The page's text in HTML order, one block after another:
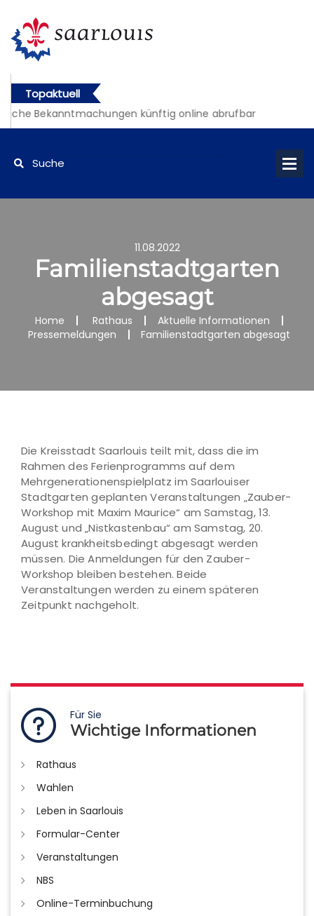
Topaktuell
Bekanntmachungen künftig online abrufbar
11.08.2022
Familienstadtgarten
abgesagt
Home Rathaus
Aktuelle Informationen
Pressemeldungen
Familienstadtgarten abgesagt
Die Kreisstadt Saarlouis teilt mit, dass die im
Rahmen des Ferienprogramms auf dem
Mehrgenerationenspielplatz im Saarlouiser
Stadtgarten geplanten Veranstaltungen „Zauber-
Workshop mit Maxim Maurice“ am Samstag, 13.
August und „Nistkastenbau“ am Samstag, 20.
August krankheitsbedingt abgesagt werden
müssen. Die Anmeldungen für den Zauber-
Workshop bleiben bestehen. Beide
Veranstaltungen werden zu einem späteren
Zeitpunkt nachgeholt.
Für Sie
Wichtige Informationen
Rathaus
Wahlen
Leben in Saarlouis
Formular-Center
Veranstaltungen
NBS
Online-Terminbuchung